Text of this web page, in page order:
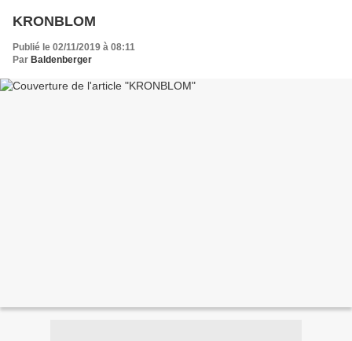
KRONBLOM
Publié le 02/11/2019 à 08:11
Par Baldenberger